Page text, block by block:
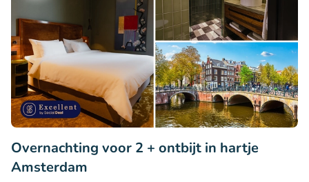
Overnachting voor 2 + ontbijt in hartje
Amsterdam